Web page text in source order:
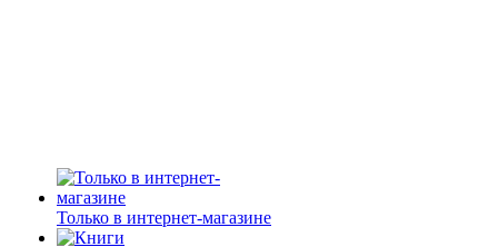
Только в интернет-магазине